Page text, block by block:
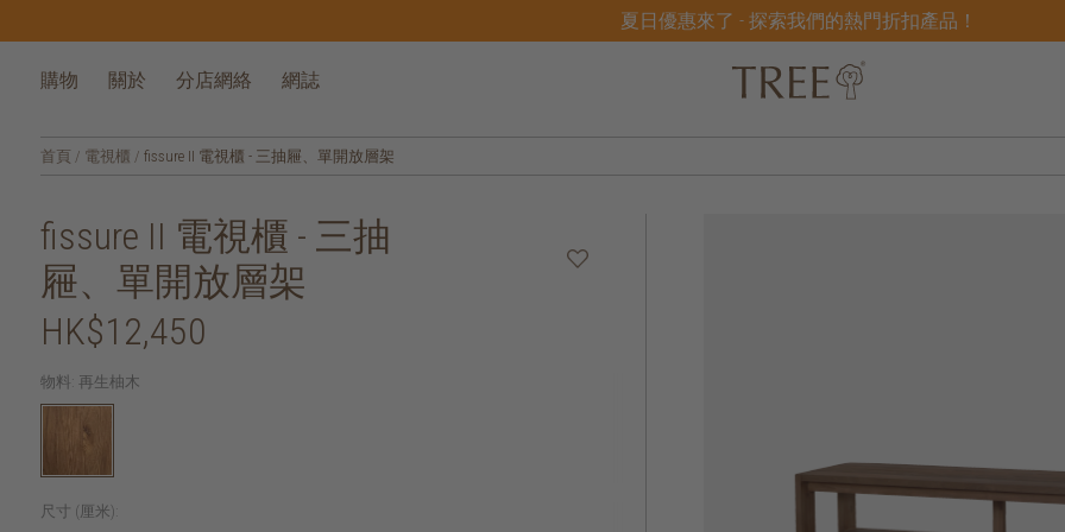
夏日優惠來了 - 探索我們的熱門折扣產品！
購物 關於 分店網絡 網誌
首頁 / 電視櫃 / fissure II 電視櫃 - 三抽屜、單開放層架
fissure II 電視櫃 - 三抽
屜、單開放層架
HK$12,450
物料: 再生柚木
尺寸 (厘米):